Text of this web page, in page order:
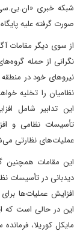
صورت گرفته علیه
از سوی دیگر مقامات
نگرانی از حمله
نیروهای خود در
نظامیان را تخلیه
این تدابیر شامل
تأسیسات نظامی و
عملیات‌های نظارتی
این مقامات همچنین
دیدبانی در تأسیسات
افزایش عملیات‌ها
این در حالی است که
مایکل کوریلا،